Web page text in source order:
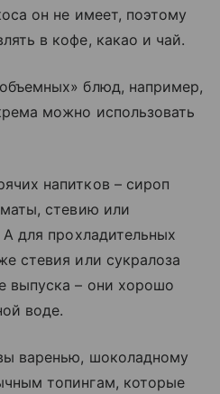
он не имеет, поэтому
в кофе, какао и чай.
блюд, например,
можно использовать
напитков – сироп
стевию или
А для прохладительных
стевия или сукралоза
выпуска – они хорошо
воде.
варенью, шоколадному
топингам, которые